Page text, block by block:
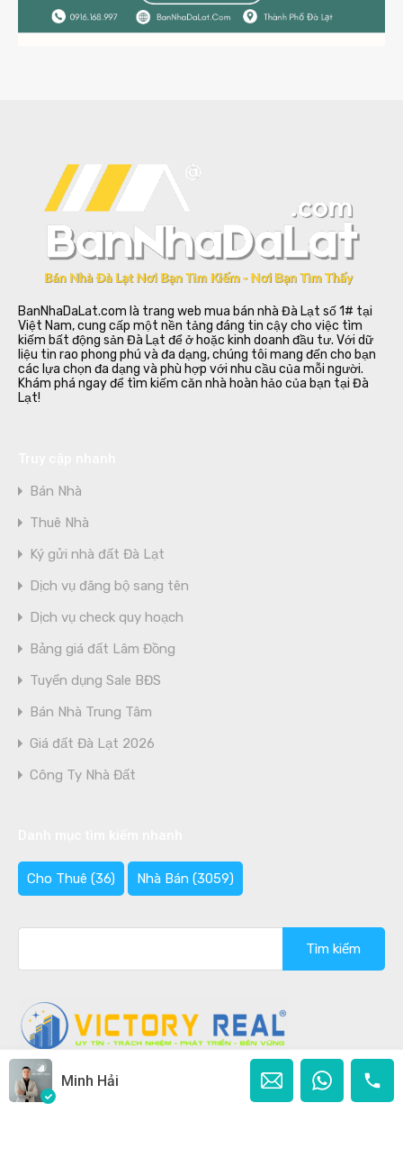
BanNhaDaLat.com là trang web mua bán nhà Đà Lạt số 1# tại
Việt Nam, cung cấp một nền tảng đáng tin cậy cho việc tìm
kiếm bất động sản Đà Lạt để ở hoặc kinh doanh đầu tư. Với dữ
liệu tin rao phong phú và đa dạng, chúng tôi mang đến cho bạn
các lựa chọn đa dạng và phù hợp với nhu cầu của mỗi người.
Khám phá ngay để tìm kiếm căn nhà hoàn hảo của bạn tại Đà
Lạt!
Bán Nhà
Thuê Nhà
Ký gửi nhà đất Đà Lạt
Dịch vụ đăng bộ sang tên
Dịch vụ check quy hoạch
Bảng giá đất Lâm Đồng
Tuyển dụng Sale BĐS
Bán Nhà Trung Tâm
Giá đất Đà Lạt 2026
Công Ty Nhà Đất
Cho Thuê (36) Nhà Bán (3059)
kiếm
cho:
Copyright © 2020 - 2026 Bán nhà Đà Lạt Ghi rõ nguồn
Minh Hải